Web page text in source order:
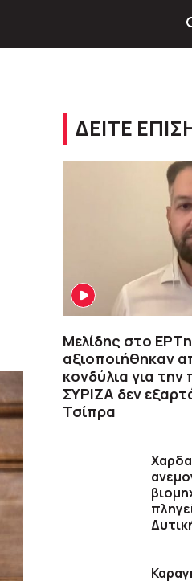
ΔΕΙΤΕ
Μελίδης στο
αξιοποιήθηκαν
κονδύλια για
ΣΥΡΙΖΑ δεν
Τσίπρα